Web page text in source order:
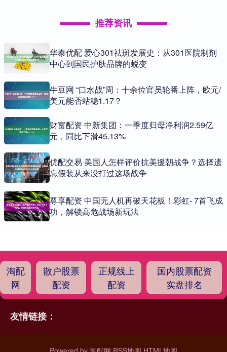
推荐资讯
华泰优配 爱心301祛斑发展史：从301医院制剂
中心到国民护肤品牌的蜕变
牛豆网 “口水战”周：十余位官员轮番上阵，欧元/
美元能否站稳1.17？
财富配资 中新集团：一季度归母净利润2.59亿
元，同比下滑45.13%
优配交易 美国人怎样评价抗美援朝战争？选择遗
忘假装从来没打过这场战争
尊享配资 中国无人机再破天花板！彩虹- 7首飞成
功，解锁高危战场新玩法
淘配
网
散户股票
配资
正规线上
配资
国内股票配资
实盘排名
友情链接：